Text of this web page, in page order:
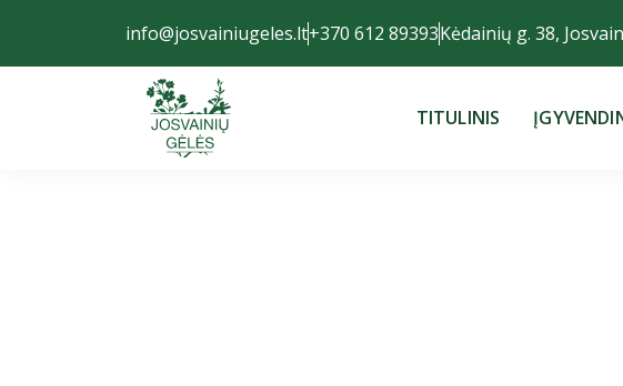
info@josvainiugeles.lt+370 612 89393Kėdainių g. 38,
TITULINIS